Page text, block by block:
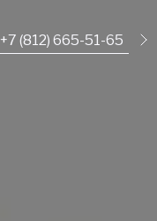
+7 (812) 665-51-65